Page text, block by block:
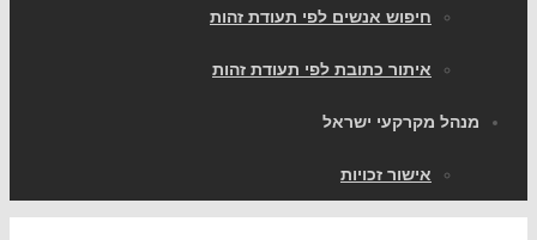
חיפוש אנשים לפי תעודת זהות
איתור כתובת לפי תעודת זהות
מנהל מקרקעי ישראל
אישור זכויות